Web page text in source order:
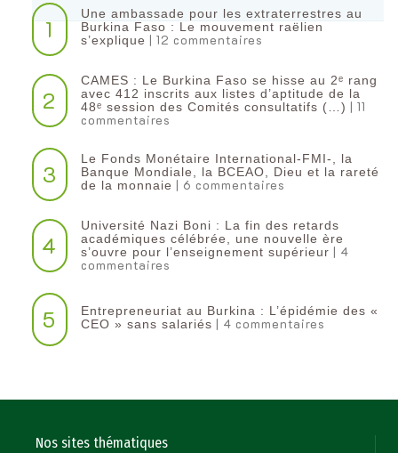
1
Une ambassade pour les extraterrestres au
Burkina Faso : Le mouvement raëlien
s’explique | 12 commentaires
2
CAMES : Le Burkina Faso se hisse au 2ᵉ rang
avec 412 inscrits aux listes d’aptitude de la
48ᵉ session des Comités consultatifs (…) | 11
commentaires
3
Le Fonds Monétaire International-FMI-, la
Banque Mondiale, la BCEAO, Dieu et la rareté
de la monnaie | 6 commentaires
4
Université Nazi Boni : La fin des retards
académiques célébrée, une nouvelle ère
s’ouvre pour l’enseignement supérieur | 4
commentaires
5
Entrepreneuriat au Burkina : L’épidémie des «
CEO » sans salariés | 4 commentaires
Nos sites thématiques